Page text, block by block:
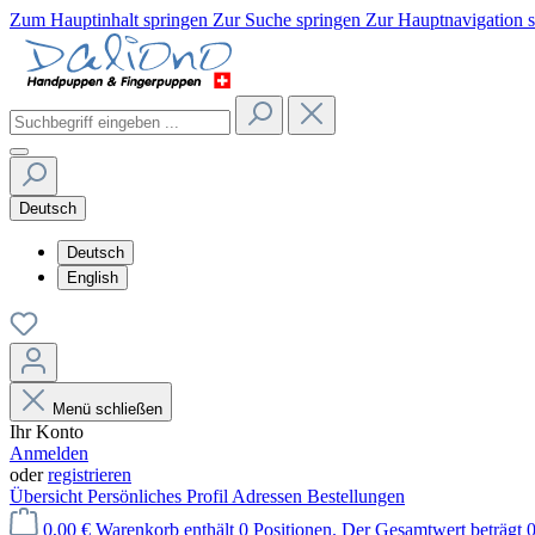
Zum Hauptinhalt springen Zur Suche springen Zur Hauptnavigation
Deutsch
Deutsch
English
Menü schließen
Ihr Konto
Anmelden
oderregistrieren
Übersicht Persönliches Profil Adressen Bestellungen
0,00 € Warenkorb enthält 0 Positionen. Der Gesamtwert beträgt